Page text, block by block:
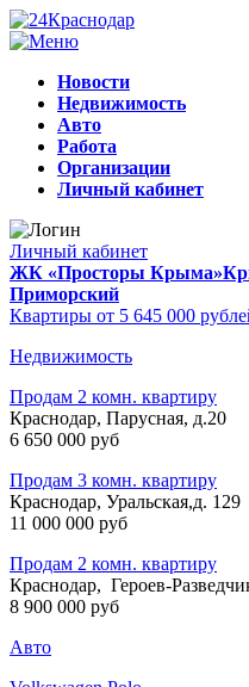
Новости
Недвижимость
Авто
Работа
Организации
Личный кабинет
Личный кабинет
ЖК «Просторы Крыма»
Приморский
Квартиры от 5 645 000
Недвижимость
Продам 2 комн. квартиру
Краснодар, Парусная, д.20
6 650 000 руб
Продам 3 комн. квартиру
Краснодар, Уральская,д. 129
11 000 000 руб
Продам 2 комн. квартиру
Краснодар, Героев-
8 900 000 руб
Авто